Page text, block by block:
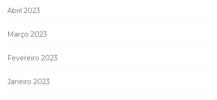
Abril 2023
Março 2023
Fevereiro 2023
Janeiro 2023